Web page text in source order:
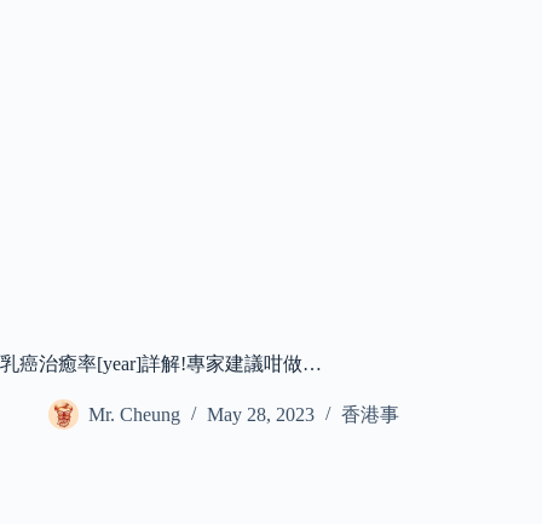
乳癌治癒率[year]詳解!專家建議咁做…
Mr. Cheung May 28, 2023 香港事